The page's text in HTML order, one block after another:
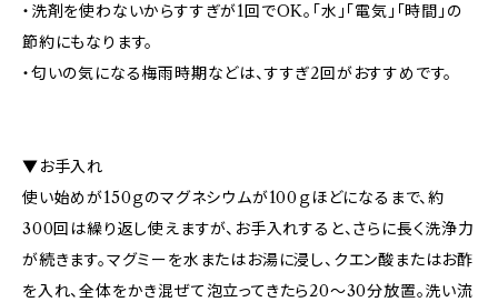
・洗剤を使わないからすすぎが1回でOK。「水」「電気」「時間」の
節約にもなります。
・匂いの気になる梅雨時期などは、すすぎ2回がおすすめです。
▼お手入れ
使い始めが150ｇのマグネシウムが100ｇほどになるまで、約
300回は繰り返し使えますが、お手入れすると、さらに長く洗浄力
が続きます。マグミーを水またはお湯に浸し、クエン酸またはお酢
を入れ、全体をかき混ぜて泡立ってきたら20～30分放置。洗い流